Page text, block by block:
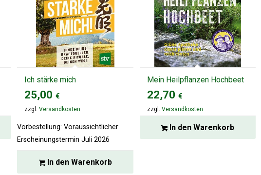
Ich stärke mich
25,00€
zzgl.Versandkosten
Vorbestellung:Voraussichtlicher
Erscheinungstermin Juli 2026
In den Warenkorb
Mein Heilpflanzen Hochbeet
22,70 €
zzgl. Versandkosten
In den Warenkorb